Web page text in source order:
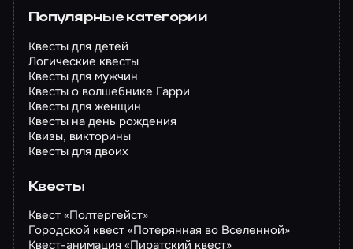
Популярные категории
Квесты для детей
Логические квесты
Квесты для мужчин
Квесты о волшебнике Гарри
Квесты для женщин
Квесты на день рождения
Квизы, викторины
Квесты для двоих
Квесты
Квест «Полтергейст»
Городской квест «Потерянная во Вселенной»
Квест-анимация «Пиратский квест»